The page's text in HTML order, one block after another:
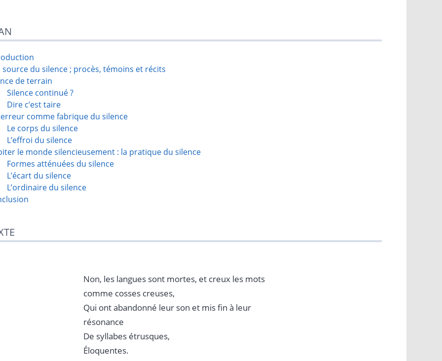
source du silence ; procès, témoins et récits
de terrain
Silence continué ?
Dire c’est taire
comme fabrique du silence
Le corps du silence
L’effroi du silence
le monde silencieusement : la pratique du silence
Formes atténuées du silence
L’écart du silence
L’ordinaire du silence
Non, les langues sont mortes, et creux les mots
comme cosses creuses,
Qui ont abandonné leur son et mis fin à leur
résonance
De syllabes étrusques,
Éloquentes.